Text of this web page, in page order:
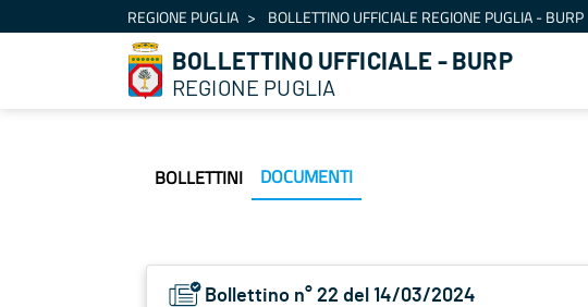
Skip to ContentREGIONE PUGLIA BOLLETTINO UFFICIALE REGIONE PUGLIA - BURP
BOLLETTINO UFFICIALE - BURP
REGIONE PUGLIA
BOLLETTINI DOCUMENTI
Bollettino n° 22 del 14/03/2024